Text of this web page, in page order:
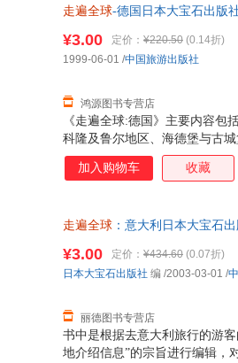
走遍全球-德国日本大宝石出版
《走遍全球:德国》主要内容包
科隆及鲁尔地区、海德堡与古
尼黑与拜恩州、童话之旅等。
¥3.00 定价： ¥220.50 (0.14折)
鸿源图书专营店
1999-06-01 /中国旅游出版社
加入购物车 收藏
走遍全球 ：意大利日本大宝石
书中是根据去意大利旅行的游
地介绍信息”的宗旨进行编辑，
¥3.00 定价： ¥434.60 (0.07折)
丽德图书专营店
日本大宝石出版社 编 /2003-03-01 /